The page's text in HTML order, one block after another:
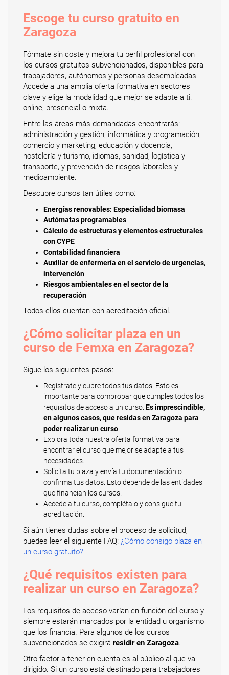
Escoge tu curso gratuito en
Zaragoza
Fórmate sin coste y mejora tu perfil profesional con
los cursos gratuitos subvencionados, disponibles para
trabajadores, autónomos y personas desempleadas.
Accede a una amplia oferta formativa en sectores
clave y elige la modalidad que mejor se adapte a ti:
online, presencial o mixta.
Entre las áreas más demandadas encontrarás:
administración y gestión, informática y programación,
comercio y marketing, educación y docencia,
hostelería y turismo, idiomas, sanidad, logística y
transporte, y prevención de riesgos laborales y
medioambiente.
Descubre cursos tan útiles como:
Energías renovables: Especialidad biomasa
Autómatas programables
Cálculo de estructuras y elementos estructurales
con CYPE
Contabilidad financiera
Auxiliar de enfermería en el servicio de urgencias,
intervención
Riesgos ambientales en el sector de la
recuperación
Todos ellos cuentan con acreditación oficial.
¿Cómo solicitar plaza en un
curso de Femxa en Zaragoza?
Sigue los siguientes pasos:
Regístrate y cubre todos tus datos. Esto es
importante para comprobar que cumples todos los
requisitos de acceso a un curso. Es imprescindible,
en algunos casos, que residas en Zaragoza para
poder realizar un curso
Explora toda nuestra oferta formativa para
encontrar el curso que mejor se adapte a tus
necesidades.
Solicita tu plaza y envía tu documentación o
confirma tus datos. Esto depende de las entidades
que financian los cursos.
Accede a tu curso, complétalo y consigue tu
acreditación.
Si aún tienes dudas sobre el proceso de solicitud,
puedes leer el siguiente FAQ: ¿Cómo consigo plaza en
un curso gratuito?
¿Qué requisitos existen para
realizar un curso en Zaragoza?
Los requisitos de acceso varían en función del curso y
siempre estarán marcados por la entidad u organismo
que los financia. Para algunos de los cursos
subvencionados se exigirá residir en Zaragoza.
Otro factor a tener en cuenta es al público al que va
dirigido. Si un curso está destinado para trabajadores